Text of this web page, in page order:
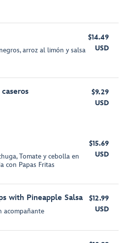
arroz al limón y salsa
$14.49
USD
$9.29
USD
Tomate y cebolla en
con Papas Fritas
$15.69
USD
with Pineapple Salsa
acompañante
$12.99
USD